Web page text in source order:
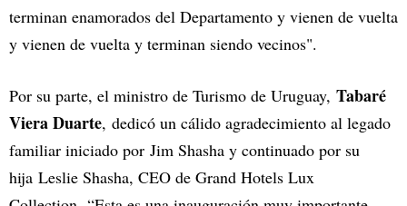
terminan enamorados del Departamento y vienen de vuelta
y vienen de vuelta y terminan siendo vecinos".
Por su parte, el ministro de Turismo de Uruguay, Tabaré
Viera Duarte, dedicó un cálido agradecimiento al legado
familiar iniciado por Jim Shasha y continuado por su
hija Leslie Shasha, CEO de Grand Hotels Lux